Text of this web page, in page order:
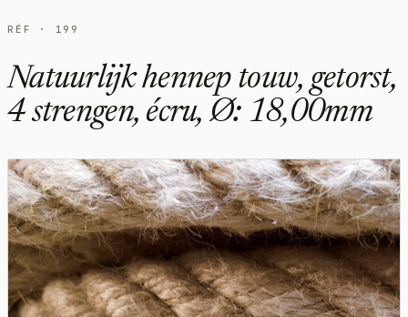
RÉF · 199
Natuurlijk hennep touw, getorst,
4 strengen, écru, Ø: 18,00mm